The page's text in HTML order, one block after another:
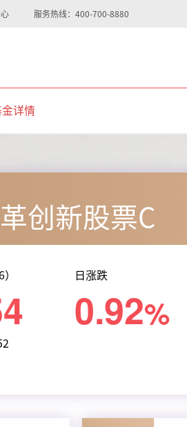
服务热线：400-700-8880
金详情
创新股票C
日涨跌
0.92%